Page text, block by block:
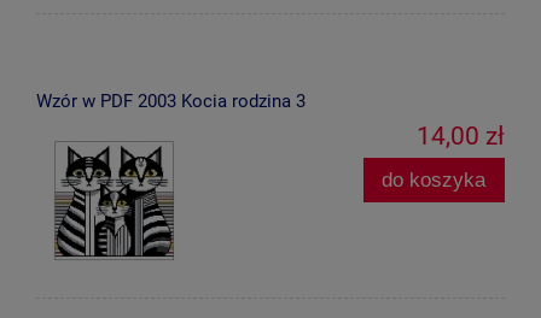
Wzór w PDF 2003 Kocia rodzina 3
14,00 zł
do koszyka